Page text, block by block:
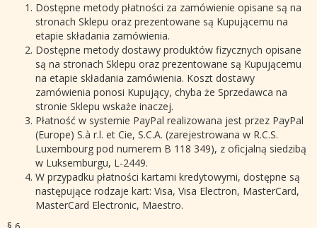
Dostępne metody płatności za zamówienie opisane są na
stronach Sklepu oraz prezentowane są Kupującemu na
etapie składania zamówienia.
Dostępne metody dostawy produktów fizycznych opisane
są na stronach Sklepu oraz prezentowane są Kupującemu
na etapie składania zamówienia. Koszt dostawy
zamówienia ponosi Kupujący, chyba że Sprzedawca na
stronie Sklepu wskaże inaczej.
Płatność w systemie PayPal realizowana jest przez PayPal
(Europe) S.à r.l. et Cie, S.C.A. (zarejestrowana w R.C.S.
Luxembourg pod numerem B 118 349), z oficjalną siedzibą
w Luksemburgu, L-2449.
W przypadku płatności kartami kredytowymi, dostępne są
następujące rodzaje kart: Visa, Visa Electron, MasterCard,
MasterCard Electronic, Maestro.